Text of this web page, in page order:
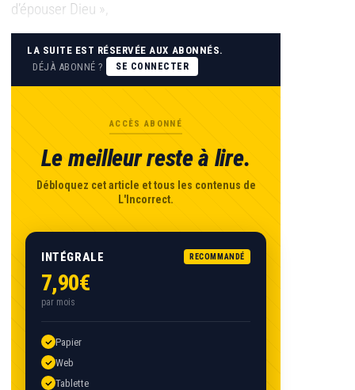
d’épouser Dieu »,
LA SUITE EST RÉSERVÉE AUX ABONNÉS.
DÉJÀ ABONNÉ ?
SE CONNECTER
ACCÈS ABONNÉ
Le meilleur reste à lire.
Débloquez cet article et tous les contenus de
L'Incorrect.
INTÉGRALE RECOMMANDÉ
7,90€
par mois
Papier
Web
Tablette